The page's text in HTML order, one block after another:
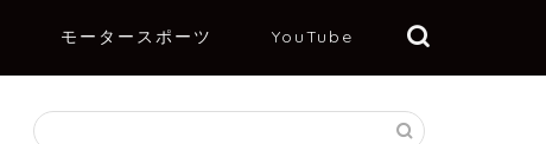
モータースポーツ YouTube